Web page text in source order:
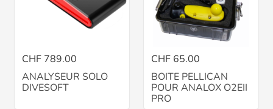
CHF 789.00
ANALYSEUR SOLO
DIVESOFT
CHF 65.00
BOITE PELLICAN
POUR ANALOX O2EII
PRO